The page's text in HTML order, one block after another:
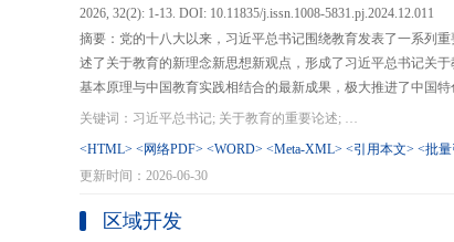
2026, 32(2): 1-13. DOI: 10.11835/j.issn.1008-5831.pj.2024.12.011
摘要：党的十八大以来，习近平总书记围绕教育发表了一系列
述了关于教育的新理念新思想新观点，形成了习近平总书记关
基本原理与中国教育实践相结合的最新成果，极大推进了中国
现代化、建设教育强国提供了强大思想武器和行动指南，作出
在：第一，从价值论角度明确了教育在党和国家事业发展全局
值、社会价值、创新价值等五个方面创新性回答了新时代“为什
予了新时代教育发展的多重内涵，深刻揭示其根本性质、根本
回答了新时代“办什么样的教育”的根本问题；第三，从方法论角
育改革创新的总体思路和战略部署，涵盖教育地位的确立、教
关键词：习近平总书记; 关于教育的重要论述; 教育强国; 《论教育》; 教育新质生产力; 教育人工智能
<HTML> <网络PDF> <WORD> <Meta-XML> <引用本文> <批
更新时间：2026-06-30
区域开发